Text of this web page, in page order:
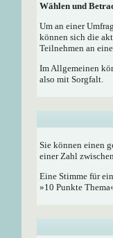
Wählen und
Um an einer
können sich die
Teilnehmen an
Im Allgemeinen
also mit Sorgfalt.
Sie können einen
einer Zahl
Eine Stimme für
»10 Punkte